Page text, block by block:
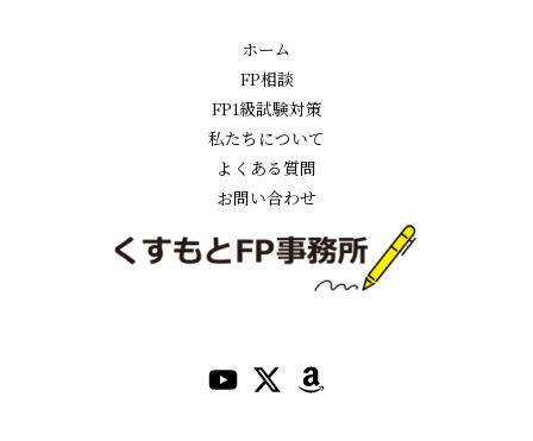
ホーム
FP相談
FP1級試験対策
私たちについて
よくある質問
お問い合わせ